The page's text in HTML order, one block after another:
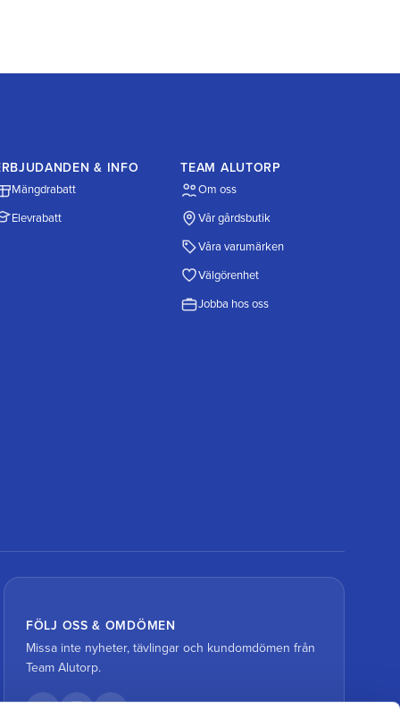
& INFO
Mängdrabatt
Elevrabatt
TEAM ALUTORP
Om oss
Vår gårdsbutik
Våra varumärken
Välgörenhet
Jobba hos oss
FÖLJ OSS & OMDÖMEN
Missa inte nyheter, tävlingar och kundomdömen från
Team Alutorp.